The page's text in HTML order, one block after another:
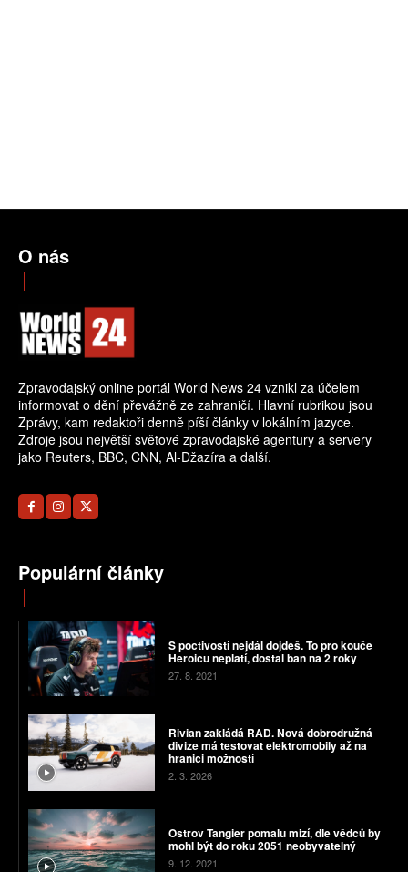
O nás
Zpravodajský online portál World News 24 vznikl za účelem
informovat o dění převážně ze zahraničí. Hlavní rubrikou jsou
Zprávy, kam redaktoři denně píší články v lokálním jazyce.
Zdroje jsou největší světové zpravodajské agentury a servery
jako Reuters, BBC, CNN, Al-Džazíra a další.
Populární články
S poctivostí nejdál dojdeš. To pro kouče
Heroicu neplatí, dostal ban na 2 roky
27. 8. 2021
Rivian zakládá RAD. Nová dobrodružná
divize má testovat elektromobily až na
hranici možností
2. 3. 2026
Ostrov Tangier pomalu mizí, dle vědců by
mohl být do roku 2051 neobyvatelný
9. 12. 2021